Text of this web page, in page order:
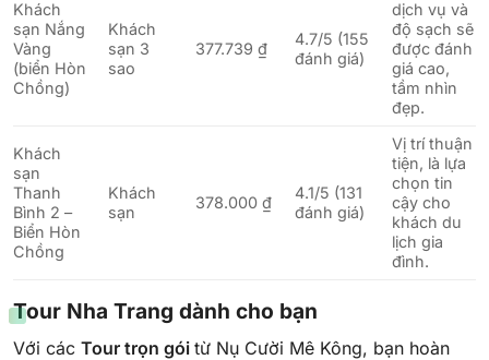
Khách
sạn Nắng
Vàng
(biển Hòn
Chồng)
Khách
sạn 3
sao
377.739 ₫
4.7/5 (155
đánh giá)
dịch vụ và
độ sạch sẽ
được đánh
giá cao,
tầm nhìn
đẹp.
Khách
sạn
Thanh
Bình 2 –
Biển Hòn
Chồng
Khách
sạn
378.000 ₫
4.1/5 (131
đánh giá)
Vị trí thuận
tiện, là lựa
chọn tin
cậy cho
khách du
lịch gia
đình.
Tour Nha Trang dành cho bạn
Với các Tour trọn gói từ Nụ Cười Mê Kông, bạn hoàn